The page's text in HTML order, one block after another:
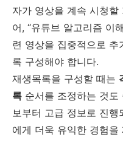
자가 영상을 계속 시청
어, “유튜브 알고리즘 이
련 영상을 집중적으로
록 구성해야 합니다.
재생목록을 구성할 때는
록 순서를 조정하는 것도
보부터 고급 정보로 진
에게 더욱 유익한 경험을